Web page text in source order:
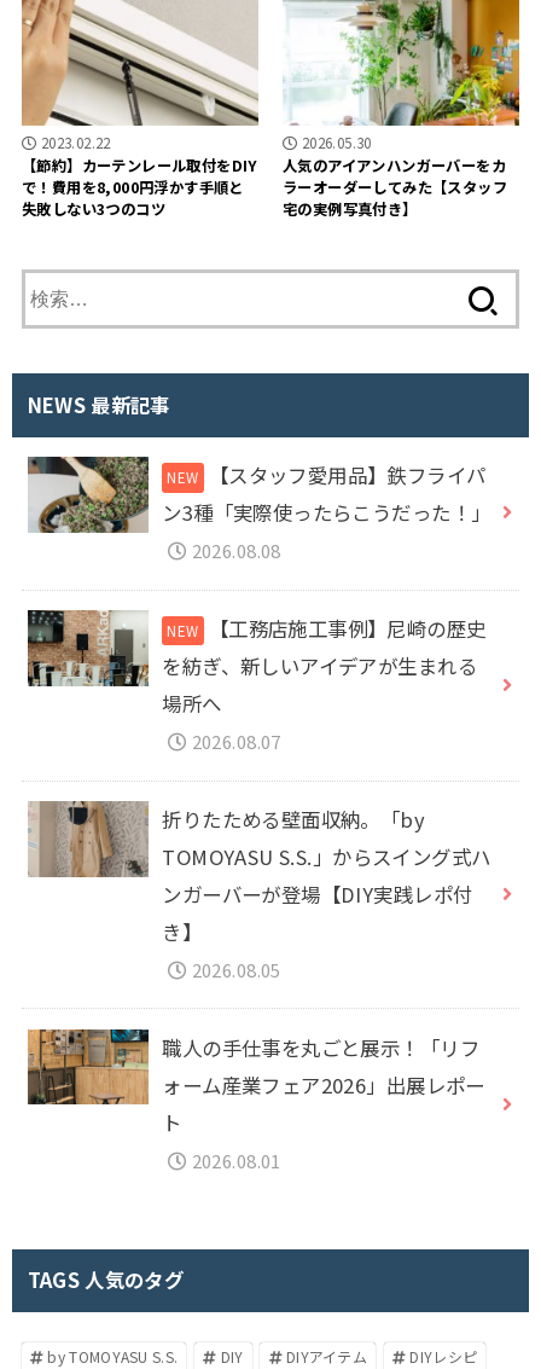
2023.02.22
【節約】カーテンレール取付をDIY
で！費用を8,000円浮かす手順と
失敗しない3つのコツ
2026.05.30
人気のアイアンハンガーバーをカ
ラーオーダーしてみた【スタッフ
宅の実例写真付き】
索
NEWS 最新記事
【スタッフ愛用品】鉄フライパ
ン3種「実際使ったらこうだった！」
2026.08.08
【工務店施工事例】尼崎の歴史
を紡ぎ、新しいアイデアが生まれる
場所へ
2026.08.07
折りたためる壁面収納。「by
TOMOYASU S.S.」からスイング式ハ
ンガーバーが登場【DIY実践レポ付
き】
2026.08.05
職人の手仕事を丸ごと展示！「リフ
ォーム産業フェア2026」出展レポー
ト
2026.08.01
TAGS 人気のタグ
by TOMOYASU S.S. DIY DIYアイテム
DIYレシピ